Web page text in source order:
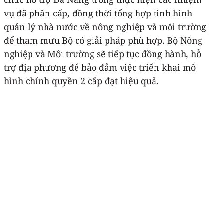
vụ đã phân cấp, đồng thời tổng hợp tình hình
quản lý nhà nước về nông nghiệp và môi trường
để tham mưu Bộ có giải pháp phù hợp. Bộ Nông
nghiệp và Môi trường sẽ tiếp tục đồng hành, hỗ
trợ địa phương để bảo đảm việc triển khai mô
hình chính quyền 2 cấp đạt hiệu quả.